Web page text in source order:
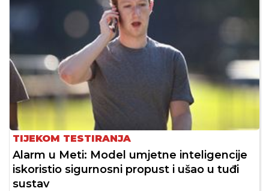
TIJEKOM TESTIRANJA
Alarm u Meti: Model umjetne inteligencije
iskoristio sigurnosni propust i ušao u tuđi
sustav